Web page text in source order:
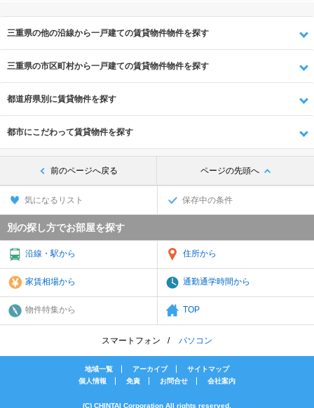
三重県の他の沿線から一戸建ての賃貸物件物件を探す
三重県の市区町村から一戸建ての賃貸物件物件を探す
都道府県別に賃貸物件を探す
都市にこだわって賃貸物件を探す
前のページへ戻る ページの先頭へ
気になるリスト 保存中の条件
別の探し方でお部屋を探す
沿線・駅から 住所から
家賃相場から 通勤通学時間から
物件特集から TOP
スマートフォン パソコン
地域一覧 アーカイブ
サイトマップ
個人情報
免責 お問合せ 会社案内
(C) CHINTAI Corporation All rights reserved.